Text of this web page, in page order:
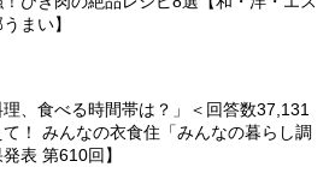
まい】
理、食べる時間帯は？」＜回答数37,131
！ みんなの衣食住「みんなの暮らし調
表 第610回】